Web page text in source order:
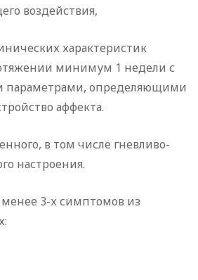
воздействия,
характеристик
минимум 1 недели с
параметрами, определяющими
аффекта.
в том числе гневливо-
настроения.
3-х симптомов из